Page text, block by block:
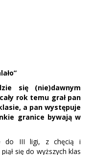
się (nie)dawnym
rok temu grał pan
a pan występuje
granice bywają w
do III ligi, z chęcią i
się do wyższych klas